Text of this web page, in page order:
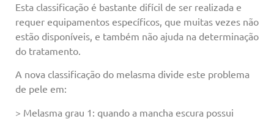
Esta classificação é bastante difícil de ser realizada e
requer equipamentos específicos, que muitas vezes não
estão disponíveis, e também não ajuda na determinação
do tratamento.
A nova classificação do melasma divide este problema
de pele em:
> Melasma grau 1: quando a mancha escura possui